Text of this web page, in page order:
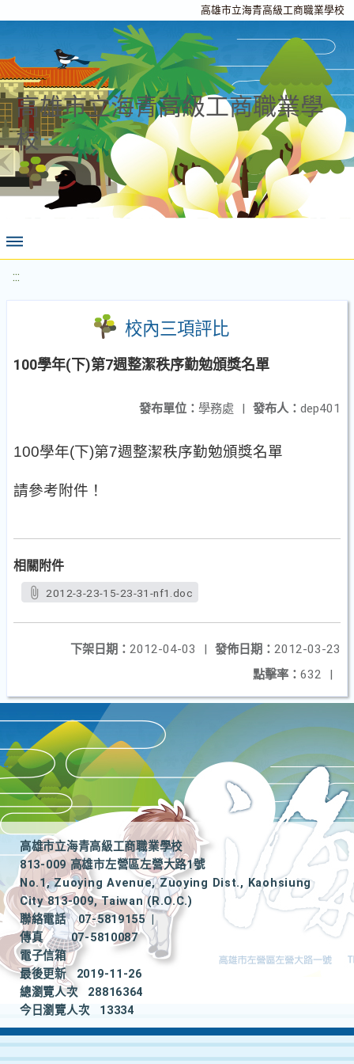
高雄市立海青高級工商職業學校
高雄市立海青高級工商職業學
校
:::
校內三項評比
100學年(下)第7週整潔秩序勤勉頒獎名單
發布人： dep401
發布單位： 學務處 |
100學年(下)第7週整潔秩序勤勉頒獎名單
請參考附件！
相關附件
2012-3-23-15-23-31-nf1.doc
發佈日期： 2012-03-23
下架日期： 2012-04-03
|
點擊率： 632 |
高雄市立海青高級工商職業學校
813-009 高雄市左營區左營大路1號
No.1, Zuoying Avenue, Zuoying Dist., Kaohsiung
City 813-009, Taiwan (R.O.C.)
聯絡電話
07-5819155
|
傳真
07-5810087
電子信箱
最後更新
2019-11-26
總瀏覽人次
28816364
今日瀏覽人次
13334